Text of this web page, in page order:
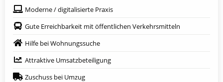
Moderne / digitalisierte Praxis
Gute Erreichbarkeit mit öffentlichen Verkehrsmitteln
Hilfe bei Wohnungssuche
Attraktive Umsatzbeteiligung
Zuschuss bei Umzug